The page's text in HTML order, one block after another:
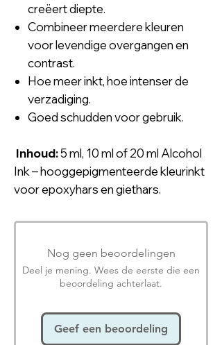
creëert diepte.
Combineer meerdere kleuren
voor levendige overgangen en
contrast.
Hoe meer inkt, hoe intenser de
verzadiging.
Goed schudden voor gebruik.
Inhoud:5 ml, 10 ml of 20 ml Alcohol
Ink – hooggepigmenteerde kleurinkt
voor epoxyhars en giethars.
Nog geen beoordelingen
Deel je mening. Wees de eerste die een
beoordeling achterlaat.
Geef een beoordeling